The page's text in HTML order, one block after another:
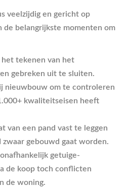
veelzijdig en gericht op
de belangrijkste momenten om
het tekenen van het
gebreken uit te sluiten.
nieuwbouw om te controleren
kwaliteitseisen heeft
van een pand vast te leggen
gebouwd gaat worden.
getuige-
de koop toch conflicten
de woning.